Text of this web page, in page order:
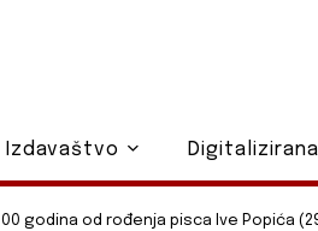
100 godina od rođenja pisca Ive Popića (29.
Izdavaštvo